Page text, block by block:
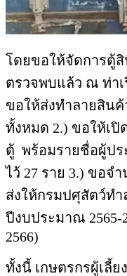
โดยขอให้จัดการตู้
ตรวจพบแล้ว ณ ท่าเ
ขอให้ส่งทำลายสินค้
ทั้งหมด 2.) ขอให้เปิ
ตู้ พร้อมรายชื่อผู้ปร
ไว้ 27 ราย 3.) ขอจ
ส่งให้กรมปศุสัตว์ทำ
ปีงบประมาณ 2565-
2566)
ทั้งนี้ เกษตรกรผู้เลี้ย